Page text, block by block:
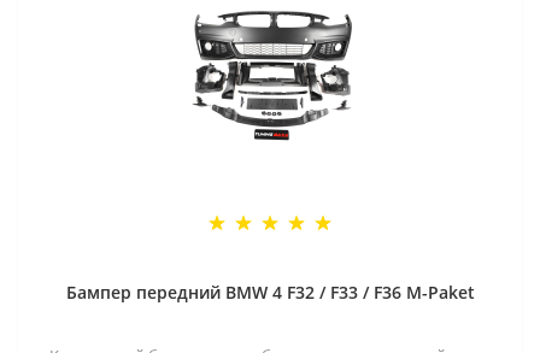
Бампер передний BMW 4 F32 / F33 / F36 M-Paket